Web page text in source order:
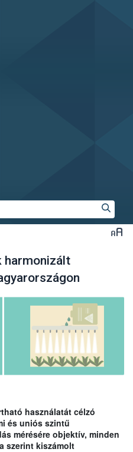
harmonizált
használatát célzó
és uniós szintű
mérésére objektív, minden
szerint kiszámolt